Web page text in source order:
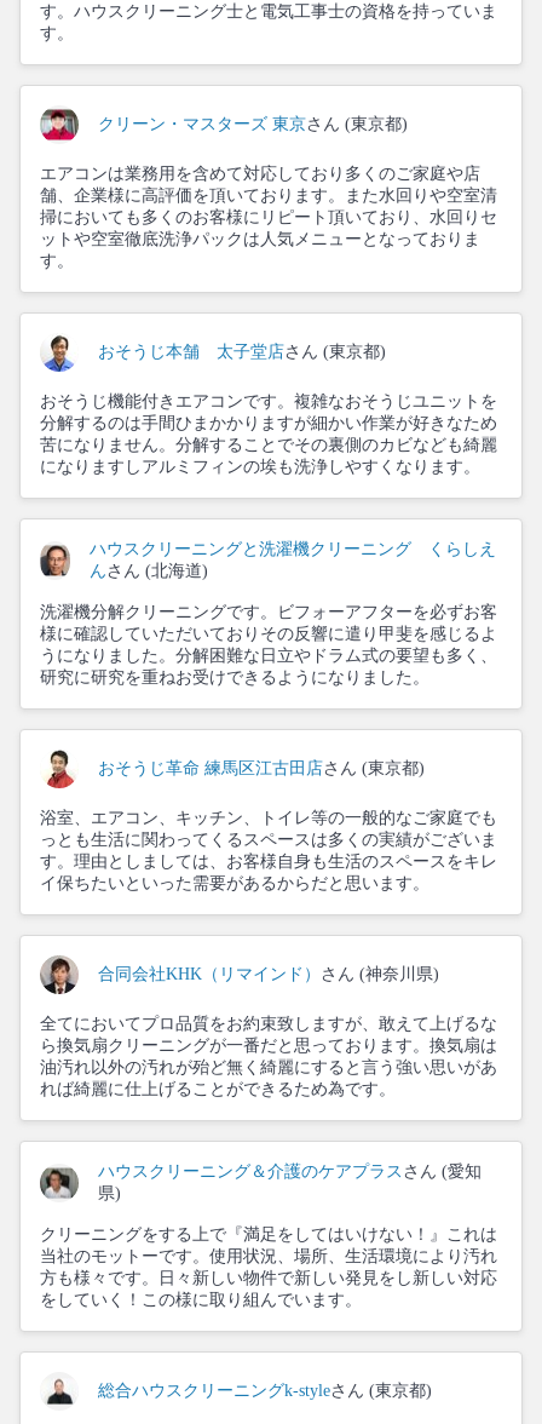
す。ハウスクリーニング士と電気工事士の資格を持っていま
す。
クリーン・マスターズ 東京さん (東京都)
エアコンは業務用を含めて対応しており多くのご家庭や店
舗、企業様に高評価を頂いております。また水回りや空室清
掃においても多くのお客様にリピート頂いており、水回りセ
ットや空室徹底洗浄パックは人気メニューとなっておりま
す。
おそうじ本舗 太子堂店さん (東京都)
おそうじ機能付きエアコンです。複雑なおそうじユニットを
分解するのは手間ひまかかりますが細かい作業が好きなため
苦になりません。分解することでその裏側のカビなども綺麗
になりますしアルミフィンの埃も洗浄しやすくなります。
ハウスクリーニングと洗濯機クリーニング くらしえ
ん さん (北海道)
洗濯機分解クリーニングです。ビフォーアフターを必ずお客
様に確認していただいておりその反響に遣り甲斐を感じるよ
うになりました。分解困難な日立やドラム式の要望も多く、
研究に研究を重ねお受けできるようになりました。
おそうじ革命 練馬区江古田店さん (東京都)
浴室、エアコン、キッチン、トイレ等の一般的なご家庭でも
っとも生活に関わってくるスペースは多くの実績がございま
す。理由としましては、お客様自身も生活のスペースをキレ
イ保ちたいといった需要があるからだと思います。
合同会社KHK（リマインド） さん (神奈川県)
全てにおいてプロ品質をお約束致しますが、敢えて上げるな
ら換気扇クリーニングが一番だと思っております。換気扇は
油汚れ以外の汚れが殆ど無く綺麗にすると言う強い思いがあ
れば綺麗に仕上げることができるため為です。
ハウスクリーニング＆介護のケアプラス さん (愛知
県)
クリーニングをする上で『満足をしてはいけない！』これは
当社のモットーです。使用状況、場所、生活環境により汚れ
方も様々です。日々新しい物件で新しい発見をし新しい対応
をしていく！この様に取り組んでいます。
総合ハウスクリーニングk-styleさん (東京都)